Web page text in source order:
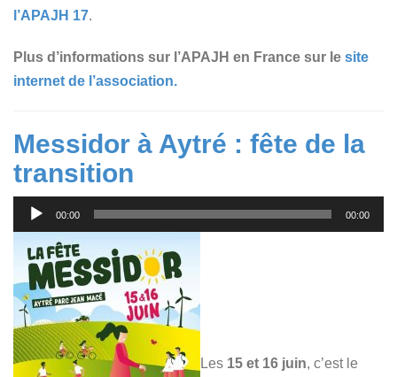
l’APAJH 17.
Plus d’informations sur l’APAJH en France sur le site
internet de l’association.
Messidor à Aytré : fête de la
transition
Lecteur
audio
00:00 00:00
Les 15 et 16 juin, c’est le